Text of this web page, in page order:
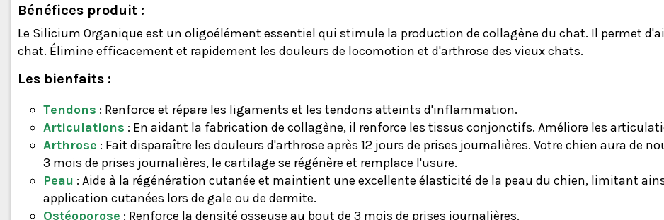
Bénéfices produit :
Le Silicium Organique est un oligoélément essentiel qui stimule la production de collagène du chat. Il permet
chat. Élimine efficacement et rapidement les douleurs de locomotion et d'arthrose des vieux chats.
Les bienfaits :
Tendons : Renforce et répare les ligaments et les tendons atteints d'inflammation.
Articulations : En aidant la fabrication de collagène, il renforce les tissus conjonctifs. Améliore les
Arthrose : Fait disparaître les douleurs d'arthrose après 12 jours de prises journalières. Votre chien aura de
3 mois de prises journalières, le cartilage se régénère et remplace l'usure.
Peau : Aide à la régénération cutanée et maintient une excellente élasticité de la peau du chien, limitant
application cutanées lors de gale ou de dermite.
Ostéoporose : Renforce la densité osseuse au bout de 3 mois de prises journalières.